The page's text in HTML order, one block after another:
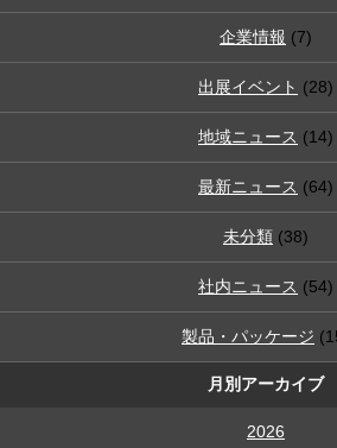
企業情報 (7)
出展イベント (28)
地域ニュース (14)
最新ニュース (64)
未分類 (38)
社内ニュース (54)
製品・パッケージ
月別アーカイブ
2026